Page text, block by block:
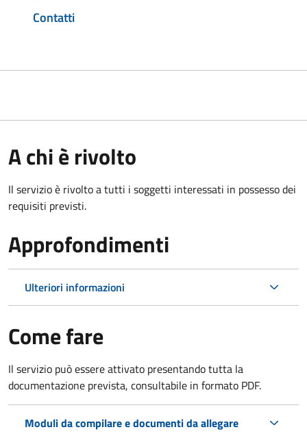
Contatti
A chi è rivolto
Il servizio è rivolto a tutti i soggetti interessati in possesso dei
requisiti previsti.
Approfondimenti
Ulteriori informazioni
Come fare
Il servizio può essere attivato presentando tutta la
documentazione prevista, consultabile in formato PDF.
Moduli da compilare e documenti da allegare